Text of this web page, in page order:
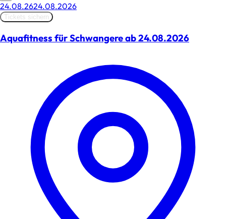
24.08.2624.08.2026
Tickets sichern
Aquafitness für Schwangere ab 24.08.2026